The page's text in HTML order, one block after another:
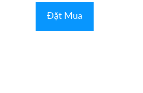
5
sao
Đặt Mua